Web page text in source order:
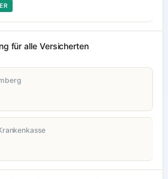
für alle Versicherten